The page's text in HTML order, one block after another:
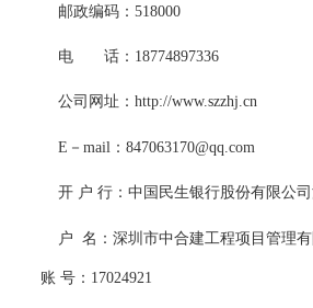
邮政编码：518000
电 话： 18774897336
公司网址：http://www.szzhj.cn
E－mail：847063170@qq.com
开 户 行：中国民生银行股份有限公
户 名：深圳市中合建工程项目管理有
账 号： 17024921